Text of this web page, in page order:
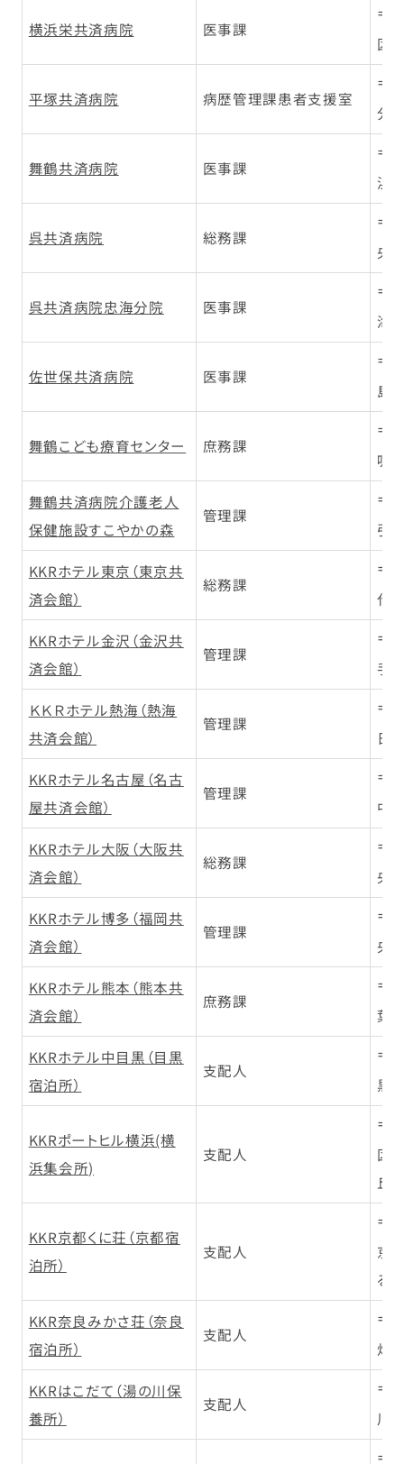
横浜栄共済病院 医事課
〒
区
平塚共済病院 病歴管理課患者支援室
〒
分
舞鶴共済病院 医事課
〒
浜
呉共済病院 総務課
〒
央
呉共済病院忠海分院 医事課
〒
海
佐世保共済病院 医事課
〒
島
舞鶴こども療育センター 庶務課
〒
吸
舞鶴共済病院介護老人
保健施設すこやかの森
管理課
〒
引
KKRホテル東京（東京共
済会館）
総務課
〒
代
KKRホテル金沢（金沢共
済会館）
管理課
〒
手
ＫＫＲホテル熱海（熱海
共済会館）
管理課
〒
日
KKRホテル名古屋（名古
屋共済会館）
管理課
〒
中
KKRホテル大阪（大阪共
済会館）
総務課
〒
央
KKRホテル博多（福岡共
済会館）
管理課
〒
央
KKRホテル熊本（熊本共
済会館）
庶務課
〒
葉
KKRホテル中目黒（目黒
宿泊所）
支配人
〒
黒
KKRポートヒル横浜(横
浜集会所)
支配人
〒
区
丘
KKR京都くに荘（京都宿
泊所）
支配人
〒
京
る
KKR奈良みかさ荘（奈良
宿泊所）
支配人
〒
畑
KKRはこだて（湯の川保
養所）
支配人
〒
川
〒